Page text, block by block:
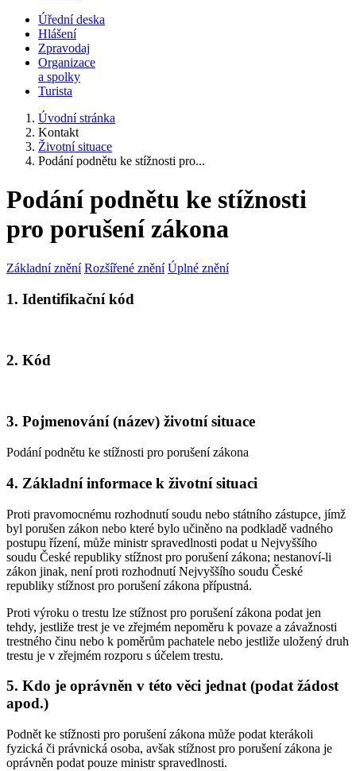
Úřední deska
Hlášení
Zpravodaj
Organizace
a spolky
Turista
Úvodní stránka
Kontakt
Životní situace
Podání podnětu ke stížnosti pro...
Podání podnětu ke stížnosti
pro porušení zákona
Základní znění Rozšířené znění Úplné znění
1. Identifikační kód
2. Kód
3. Pojmenování (název) životní situace
Podání podnětu ke stížnosti pro porušení zákona
4. Základní informace k životní situaci
Proti pravomocnému rozhodnutí soudu nebo státního zástupce, jímž
byl porušen zákon nebo které bylo učiněno na podkladě vadného
postupu řízení, může ministr spravedlnosti podat u Nejvyššího
soudu České republiky stížnost pro porušení zákona; nestanoví-li
zákon jinak, není proti rozhodnutí Nejvyššího soudu České
republiky stížnost pro porušení zákona přípustná.
Proti výroku o trestu lze stížnost pro porušení zákona podat jen
tehdy, jestliže trest je ve zřejmém nepoměru k povaze a závažnosti
trestného činu nebo k poměrům pachatele nebo jestliže uložený druh
trestu je v zřejmém rozporu s účelem trestu.
5. Kdo je oprávněn v této věci jednat (podat žádost
apod.)
Podnět ke stížnosti pro porušení zákona může podat kterákoli
fyzická či právnická osoba, avšak stížnost pro porušení zákona je
oprávněn podat pouze ministr spravedlnosti.